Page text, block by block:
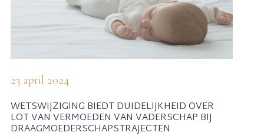
23 april 2024
WETSWIJZIGING BIEDT DUIDELIJKHEID OVER
LOT VAN VERMOEDEN VAN VADERSCHAP BIJ
DRAAGMOEDERSCHAPSTRAJECTEN